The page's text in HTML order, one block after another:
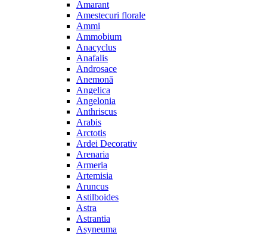
Amarant
Amestecuri florale
Ammi
Ammobium
Anacyclus
Anafalis
Androsace
Anemonă
Angelica
Angelonia
Anthriscus
Arabis
Arctotis
Ardei Decorativ
Arenaria
Armeria
Artemisia
Aruncus
Astilboides
Astra
Astrantia
Asyneuma